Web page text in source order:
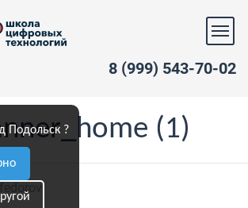
Подольск ?
8 (999) 543-70-02
(1)
fedorov